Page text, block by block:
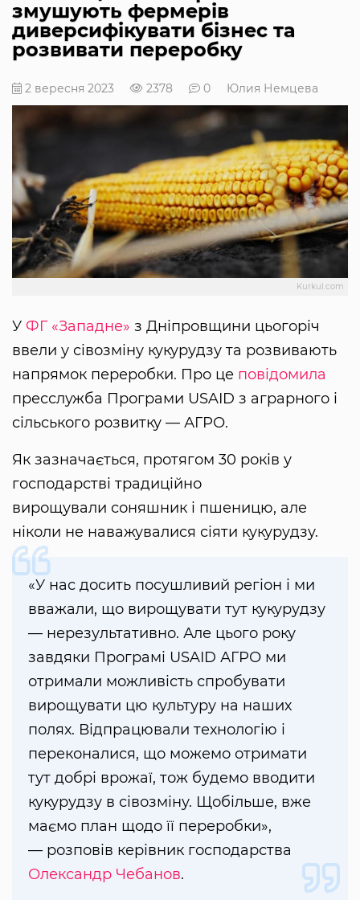
змушують фермерів
диверсифікувати бізнес та
розвивати переробку
2 вересня 2023 2378 0 Юлия Немцева
Kurkul.com
У ФГ «Западне» з Дніпровщини цьогоріч
ввели у сівозміну кукурудзу та розвивають
напрямок переробки. Про це повідомила
пресслужба Програми USAID з аграрного і
сільського розвитку — АГРО.
Як зазначається, протягом 30 років у
господарстві традиційно
вирощували соняшник і пшеницю, але
ніколи не наважувалися сіяти кукурудзу.
«У нас досить посушливий регіон і ми
вважали, що вирощувати тут кукурудзу
— нерезультативно. Але цього року
завдяки Програмі USAID АГРО ми
отримали можливість спробувати
вирощувати цю культуру на наших
полях. Відпрацювали технологію і
переконалися, що можемо отримати
тут добрі врожаї, тож будемо вводити
кукурудзу в сівозміну. Щобільше, вже
маємо план щодо її переробки»,
— розповів керівник господарства
Олександр Чебанов.